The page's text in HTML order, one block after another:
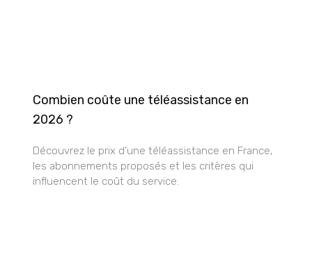
Combien coûte une téléassistance en
2026 ?
Découvrez le prix d’une téléassistance en France,
les abonnements proposés et les critères qui
influencent le coût du service.